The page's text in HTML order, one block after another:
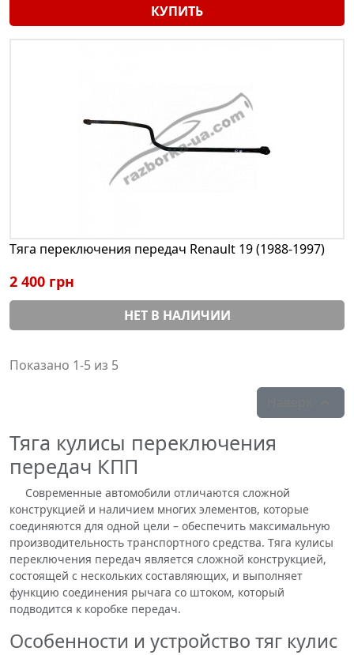
КУПИТЬ
Тяга переключения передач Renault 19 (1988-1997)
2 400 грн
НЕТ В НАЛИЧИИ
Показано 1-5 из 5
Тяга кулисы переключения
передач КПП
Современные автомобили отличаются сложной
конструкцией и наличием многих элементов, которые
соединяются для одной цели – обеспечить максимальную
производительность транспортного средства. Тяга кулисы
переключения передач является сложной конструкцией,
состоящей с нескольких составляющих, и выполняет
функцию соединения рычага со штоком, который
подводится к коробке передач.
Особенности и устройство тяг кулис